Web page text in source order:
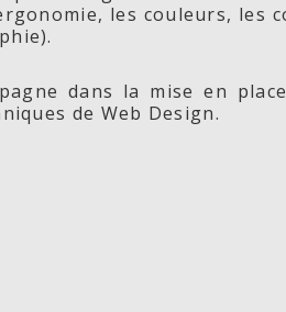
les couleurs, les
dans la mise en
de Web Design.